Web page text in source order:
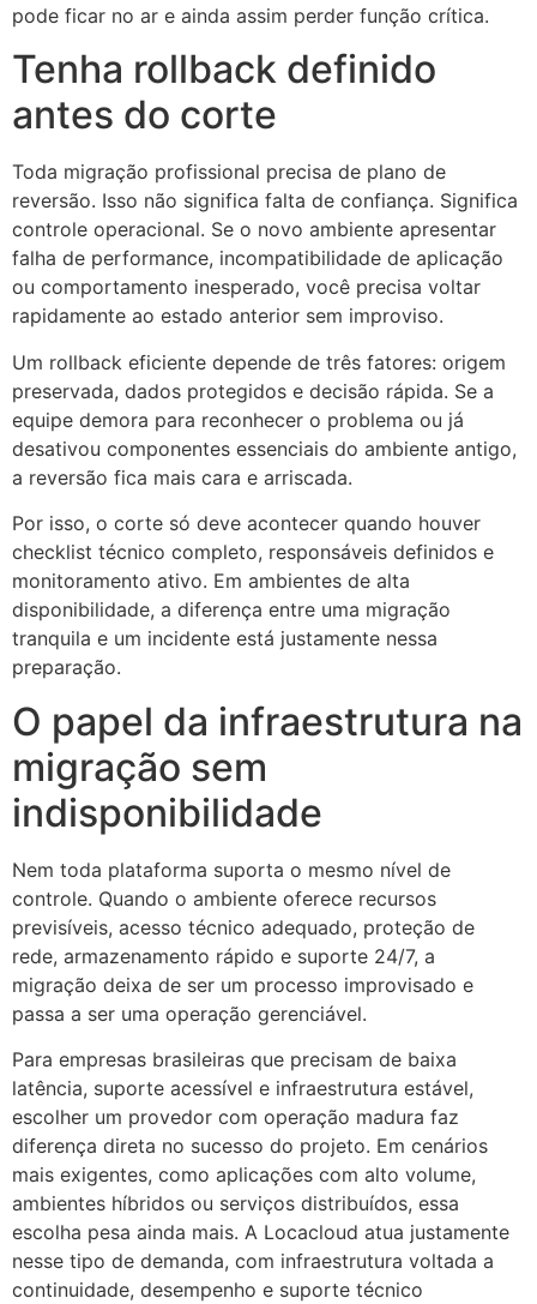
pode ficar no ar e ainda assim perder função crítica.
Tenha rollback definido
antes do corte
Toda migração profissional precisa de plano de
reversão. Isso não significa falta de confiança. Significa
controle operacional. Se o novo ambiente apresentar
falha de performance, incompatibilidade de aplicação
ou comportamento inesperado, você precisa voltar
rapidamente ao estado anterior sem improviso.
Um rollback eficiente depende de três fatores: origem
preservada, dados protegidos e decisão rápida. Se a
equipe demora para reconhecer o problema ou já
desativou componentes essenciais do ambiente antigo,
a reversão fica mais cara e arriscada.
Por isso, o corte só deve acontecer quando houver
checklist técnico completo, responsáveis definidos e
monitoramento ativo. Em ambientes de alta
disponibilidade, a diferença entre uma migração
tranquila e um incidente está justamente nessa
preparação.
O papel da infraestrutura na
migração sem
indisponibilidade
Nem toda plataforma suporta o mesmo nível de
controle. Quando o ambiente oferece recursos
previsíveis, acesso técnico adequado, proteção de
rede, armazenamento rápido e suporte 24/7, a
migração deixa de ser um processo improvisado e
passa a ser uma operação gerenciável.
Para empresas brasileiras que precisam de baixa
latência, suporte acessível e infraestrutura estável,
escolher um provedor com operação madura faz
diferença direta no sucesso do projeto. Em cenários
mais exigentes, como aplicações com alto volume,
ambientes híbridos ou serviços distribuídos, essa
escolha pesa ainda mais. A Locacloud atua justamente
nesse tipo de demanda, com infraestrutura voltada a
continuidade, desempenho e suporte técnico